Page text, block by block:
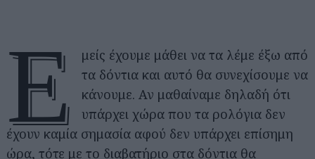
Ε
μείς έχουμε μάθει να τα λέμε έξω από
τα δόντια και αυτό θα συνεχίσουμε να
κάνουμε. Αν μαθαίναμε δηλαδή ότι
υπάρχει χώρα που τα ρολόγια δεν
έχουν καμία σημασία αφού δεν υπάρχει επίσημη
ώρα, τότε με το διαβατήριο στα δόντια θα